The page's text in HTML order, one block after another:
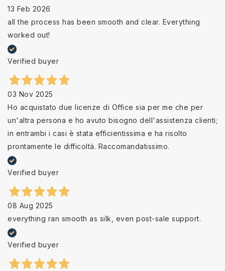
13 Feb 2026
all the process has been smooth and clear. Everything
worked out!
Verified buyer
03 Nov 2025
Ho acquistato due licenze di Office sia per me che per
un'altra persona e ho avuto bisogno dell'assistenza clienti;
in entrambi i casi è stata efficientissima e ha risolto
prontamente le difficoltà. Raccomandatissimo.
Verified buyer
08 Aug 2025
everything ran smooth as silk, even post-sale support.
Verified buyer